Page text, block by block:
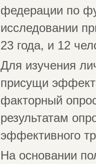
федерации по
исследовании
23 года, и 12
Для изучения
присущи
факторный
результатам
эффективного
На основании